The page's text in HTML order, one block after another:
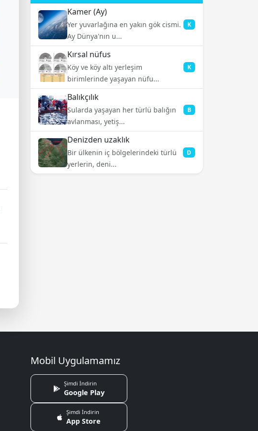
Kamer (Ay)
Yer yuvarlağına en yakın gök cismi.
Ay Dünya'nın u...
K
Kırsal nüfus
Köy ve köy altı yerleşim
birimlerinde yaşayan nüfu...
K
Balıkçılık
Sularda yaşayan her türlü balığın
avlanması, yetiş...
B
Denizden uzaklık
Bir ülkenin iç bölgelerindeki türlü
yerlerin, deni...
D
Mobil Uygulamamız
Şimdi İndirin
Google Play
Şimdi İndirin
App Store